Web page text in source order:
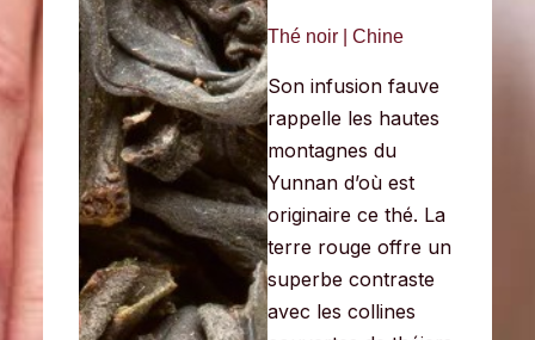
Thé noir | Chine
Son infusion fauve
rappelle les hautes
montagnes du
Yunnan d’où est
originaire ce thé. La
terre rouge offre un
superbe contraste
avec les collines